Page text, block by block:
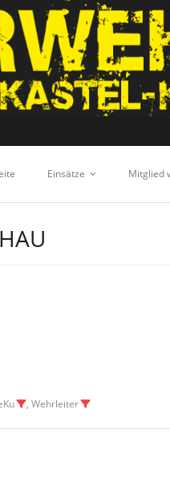
Einsätze Mitglied
, Wehrleiter